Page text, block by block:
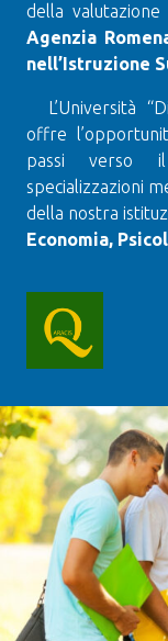
della
Agenzia
nell’Istruzione
L’Università
offre
passi verso
specializzazioni
della nostra
Economia,